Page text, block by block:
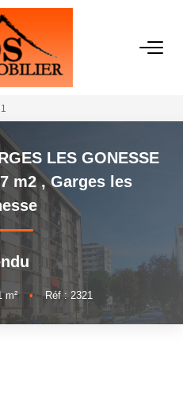
AGENCE
LES GONESSE
m2,Garges les
m² • Réf : 2321